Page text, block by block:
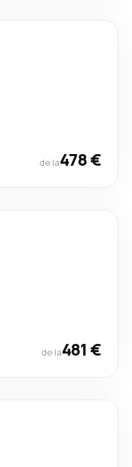
de la478 €
de la481 €